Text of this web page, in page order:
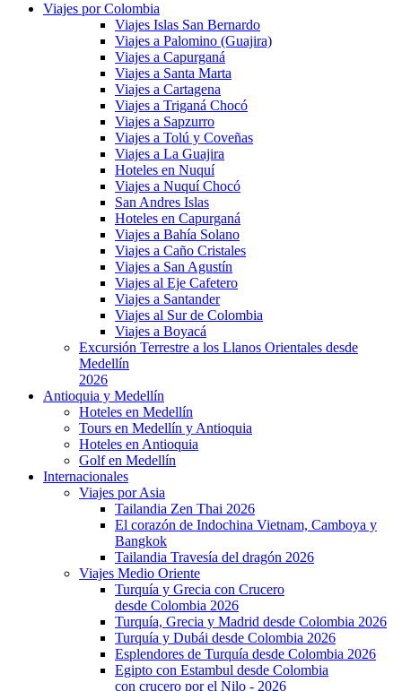
Viajes por Colombia
Viajes Islas San Bernardo
Viajes a Palomino (Guajira)
Viajes a Capurganá
Viajes a Santa Marta
Viajes a Cartagena
Viajes a Triganá Chocó
Viajes a Sapzurro
Viajes a Tolú y Coveñas
Viajes a La Guajira
Hoteles en Nuquí
Viajes a Nuquí Chocó
San Andres Islas
Hoteles en Capurganá
Viajes a Bahía Solano
Viajes a Caño Cristales
Viajes a San Agustín
Viajes al Eje Cafetero
Viajes a Santander
Viajes al Sur de Colombia
Viajes a Boyacá
Excursión Terrestre a los Llanos Orientales desde
Medellín
2026
Antioquia y Medellín
Hoteles en Medellín
Tours en Medellín y Antioquia
Hoteles en Antioquia
Golf en Medellín
Internacionales
Viajes por Asia
Tailandia Zen Thai 2026
El corazón de Indochina Vietnam, Camboya y
Bangkok
Tailandia Travesía del dragón 2026
Viajes Medio Oriente
Turquía y Grecia con Crucero
desde Colombia 2026
Turquía, Grecia y Madrid desde Colombia 2026
Turquía y Dubái desde Colombia 2026
Esplendores de Turquía desde Colombia 2026
Egipto con Estambul desde Colombia
con crucero por el Nilo - 2026